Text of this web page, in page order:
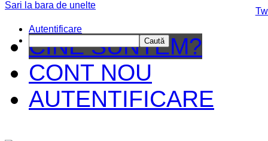
CINE SUNTEM?
CONT NOU
AUTENTIFICARE
Sari la bara de unelte
Autentificare
Caută